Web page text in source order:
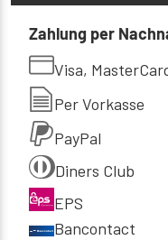
Zahlung per
Visa,
Per Vorkasse
PayPal
Diners Club
EPS
Bancontact